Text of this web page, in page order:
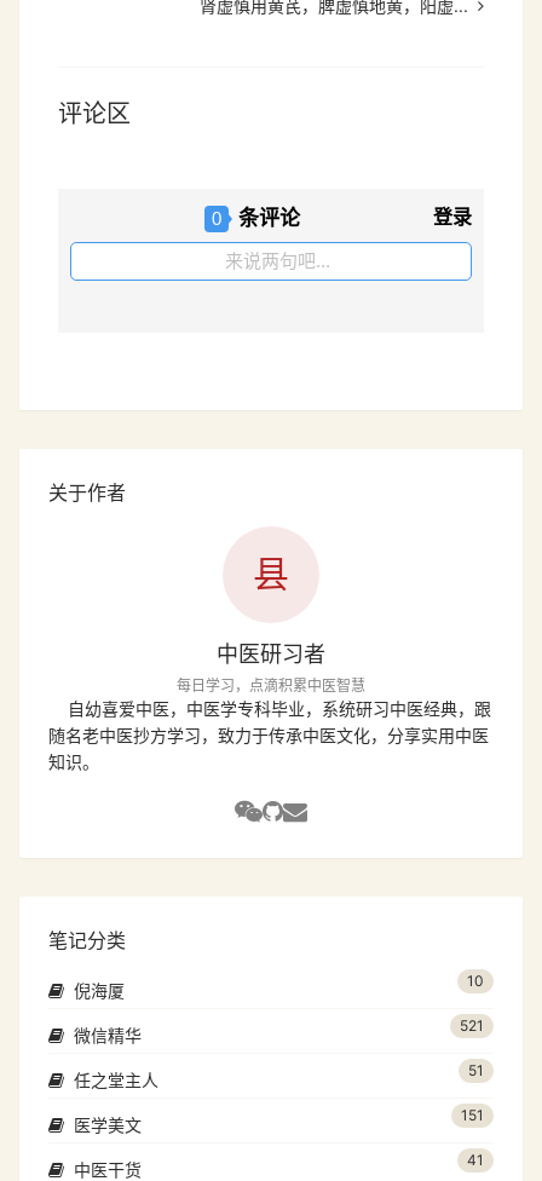
肾虚慎用黄芪，脾虚慎地黄，阳虚...
评论区
0 条评论 登录
来说两句吧...
关于作者
县
中医研习者
每日学习，点滴积累中医智慧
自幼喜爱中医，中医学专科毕业，系统研习中医经典，跟
随名老中医抄方学习，致力于传承中医文化，分享实用中医
知识。
笔记分类
倪海厦 10
微信精华 521
任之堂主人 51
医学美文 151
中医干货 41